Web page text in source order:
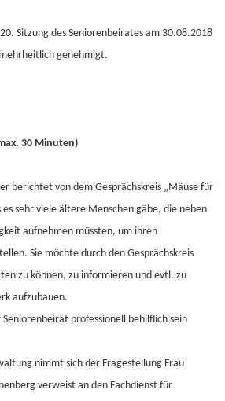
Sitzung des Seniorenbeirates am 30.08.2018
genehmigt.
30 Minuten)
berichtet von dem Gesprächskreis „Mäuse für
sehr viele ältere Menschen gäbe, die neben
aufnehmen müssten, um ihren
Sie möchte durch den Gesprächskreis
zu können, zu informieren und evtl. zu
aufzubauen.
professionell behilflich sein
nimmt sich der Fragestellung Frau
verweist an den Fachdienst für